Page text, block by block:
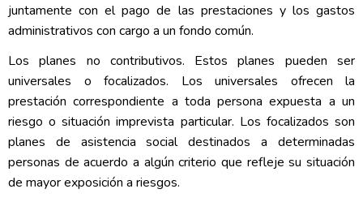
juntamente con el pago de las prestaciones y los gastos
administrativos con cargo a un fondo común.
Los planes no contributivos. Estos planes pueden ser
universales o focalizados. Los universales ofrecen la
prestación correspondiente a toda persona expuesta a un
riesgo o situación imprevista particular. Los focalizados son
planes de asistencia social destinados a determinadas
personas de acuerdo a algún criterio que refleje su situación
de mayor exposición a riesgos.